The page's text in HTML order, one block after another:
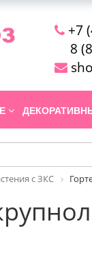
+7
8
с ЗКС